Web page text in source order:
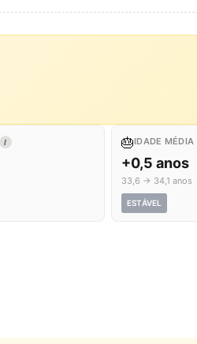
I 🎂IDADE MÉDIA
+0,5 anos
33,6 → 34,1 anos
ESTÁVEL